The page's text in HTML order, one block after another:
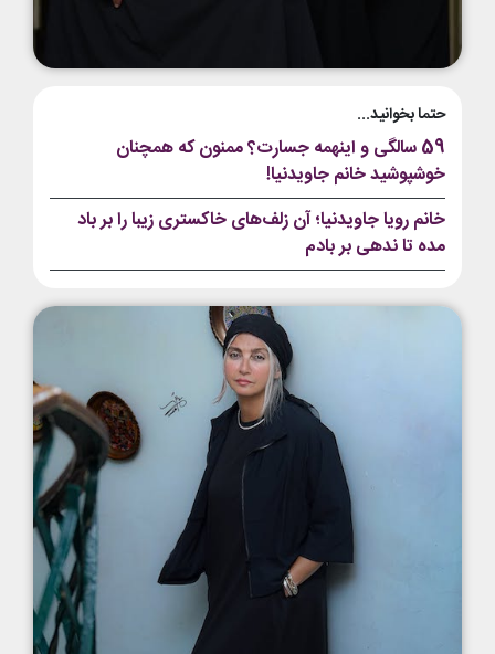
حتما بخوانید...
59 سالگی و اینهمه جسارت؟ ممنون که همچنان
خوشپوشید خانم جاویدنیا!
خانم رویا جاویدنیا؛ آن زلف‌های خاکستری زیبا را بر باد
مده تا ندهی بر بادم